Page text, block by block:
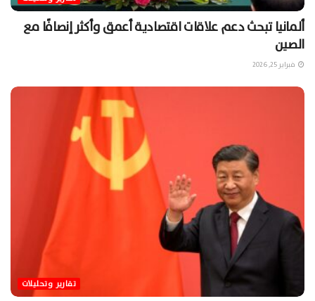
ألمانيا تبحث دعم علاقات اقتصادية أعمق وأكثر إنصافًا مع
الصين
فبراير 25, 2026
تقارير وتحليلات